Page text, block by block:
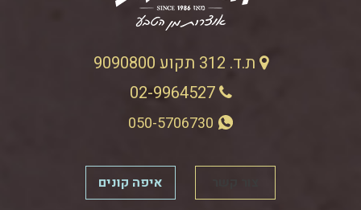
ת.ד. 312 תקוע 9090800
02-9964527
איפה קונים